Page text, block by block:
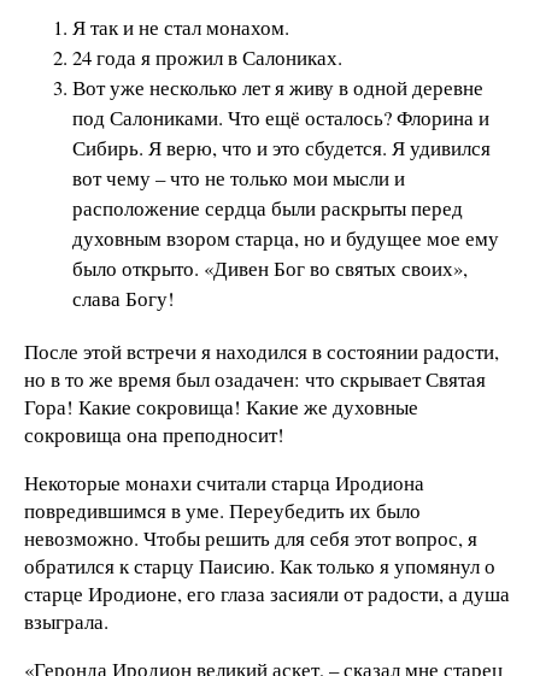
Я так и не стал монахом.
24 года я прожил в Салониках.
Вот уже несколько лет я живу в одной деревне
под Салониками. Что ещё осталось? Флорина и
Сибирь. Я верю, что и это сбудется. Я удивился
вот чему – что не только мои мысли и
расположение сердца были раскрыты перед
духовным взором старца, но и будущее мое ему
было открыто. «Дивен Бог во святых своих»,
слава Богу!
После этой встречи я находился в состоянии радости,
но в то же время был озадачен: что скрывает Святая
Гора! Какие сокровища! Какие же духовные
сокровища она преподносит!
Некоторые монахи считали старца Иродиона
повредившимся в уме. Переубедить их было
невозможно. Чтобы решить для себя этот вопрос, я
обратился к старцу Паисию. Как только я упомянул о
старце Иродионе, его глаза засияли от радости, а душа
взыграла.
«Геронда Иродион великий аскет, – сказал мне старец